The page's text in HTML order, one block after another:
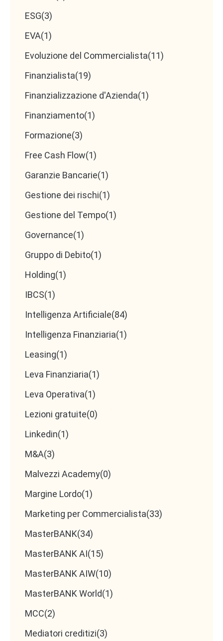
Ecco la bozza di un
annuncio di ricerca
collaboratore
ottimizzato per attirare
il profilo che ti ho
descritto:
[TITOLO]
Collaboratore/trice con competenze contabili e
attitudine alla consulenza
Chi siamo
Siamo uno Studio Commercialista strutturato, con
clientela diversificata e orientato alla
nella formazione continua, nell’innovazione
tecnologica e nella collaborazione di squadra.
Chi cerchiamo
Un collaboratore o una collaboratrice con
crescere verso un ruolo di
le imprese.
Mansioni principali
Registrazione e gestione contabilità ordinaria
ESG(3)
EVA(1)
Evoluzione del Commercialista(11)
Finanzialista(19)
Finanzializzazione d'Azienda(1)
Finanziamento(1)
Formazione(3)
Free Cash Flow(1)
Garanzie Bancarie(1)
Gestione dei rischi(1)
Gestione del Tempo(1)
Governance(1)
Gruppo di Debito(1)
Holding(1)
IBCS(1)
Intelligenza Artificiale(84)
Intelligenza Finanziaria(1)
Leasing(1)
Leva Finanziaria(1)
Leva Operativa(1)
Lezioni gratuite(0)
Linkedin(1)
M&A(3)
Malvezzi Academy(0)
Margine Lordo(1)
Marketing per Commercialista(33)
MasterBANK(34)
MasterBANK AI(15)
MasterBANK AIW(10)
MasterBANK World(1)
MCC(2)
Mediatori creditizi(3)